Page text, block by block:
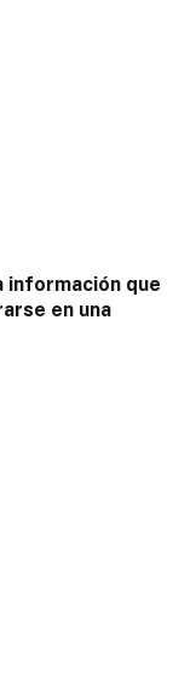
información que
en una